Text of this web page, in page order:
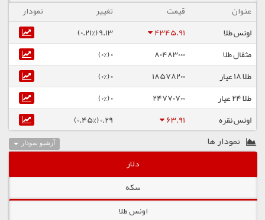
عنوان
قیمت تغییر
نمودار
اونس طلا
4345.91
9.13 (0.21%)
مثقال طلا
80483000
0 (0%)
طلا ۱۸ عیار
18578200
0 (0%)
طلا ۲۴ عیار
24770700
0 (0%)
اونس نقره
63.91
0.29 (0.45%)
آرشیو نمودار نمودار ها
دلار
سکه
اونس طلا